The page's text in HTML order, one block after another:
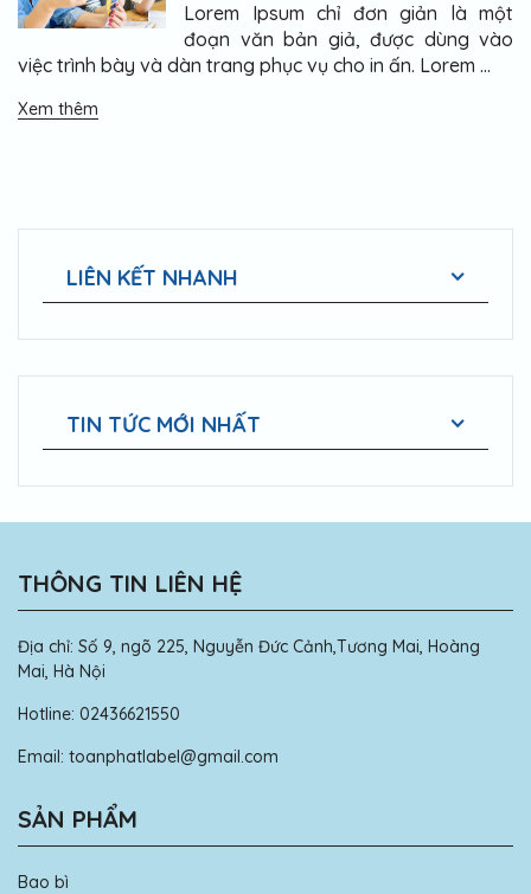
Lorem Ipsum chỉ đơn giản là một
đoạn văn bản giả, được dùng vào
việc trình bày và dàn trang phục vụ cho in ấn. Lorem …
Xem thêm
LIÊN KẾT NHANH
TIN TỨC MỚI NHẤT
THÔNG TIN LIÊN HỆ
Địa chỉ: Số 9, ngõ 225, Nguyễn Đức Cảnh,Tương Mai, Hoàng
Mai, Hà Nội
Hotline: 02436621550
Email: toanphatlabel@gmail.com
SẢN PHẨM
Bao bì